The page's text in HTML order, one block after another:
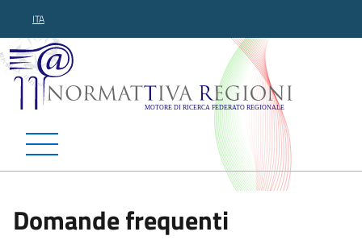
ITA
Normattiva Regioni -
Domande frequenti